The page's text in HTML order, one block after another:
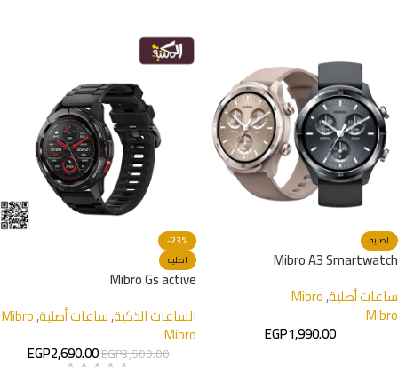
اصليه
Mibro A3 Smartwatch
ساعات أصلية,
Mibro
Mibro
EGP1,990.00
-23%
اصليه
Mibro Gs active
الساعات الذكية,ساعات أصلية,
Mibro
Mibro
EGP3,500.00
EGP2,690.00